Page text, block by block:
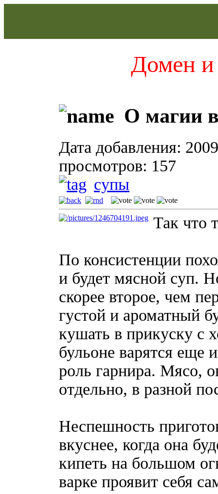
Домен и
О магии
Дата добавления:
просмотров: 157
супы
Так что
По консистенции
и будет мясной суп.
скорее второе, чем
густой и ароматный
кушать в прикуску с
бульоне варятся
роль гарнира. Мясо,
отдельно, в разной
Неспешность
вкуснее, когда она
кипеть на большом
варке проявит себя